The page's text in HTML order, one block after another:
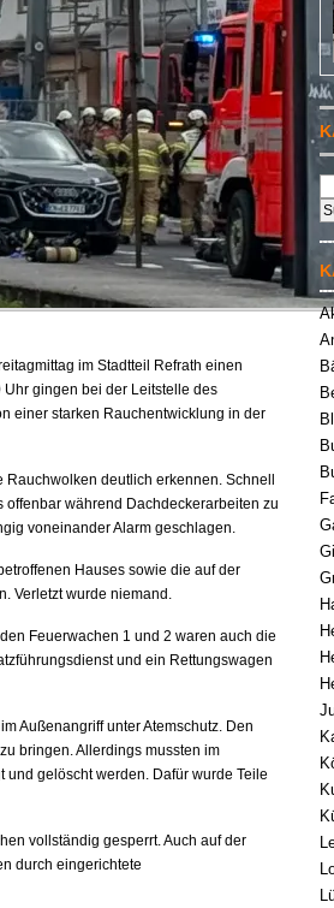
im Stadtteil Refrath einen
gingen bei der Leitstelle des
einer starken Rauchentwicklung in der
deutlich erkennen. Schnell
während Dachdeckerarbeiten zu
voneinander Alarm geschlagen.
Hauses sowie die auf der
Verletzt wurde niemand.
Feuerwachen 1 und 2 waren auch die
und ein Rettungswagen
Außenangriff unter Atemschutz. Den
bringen. Allerdings mussten im
gelöscht werden. Dafür wurde Teile
vollständig gesperrt. Auch auf der
durch eingerichtete